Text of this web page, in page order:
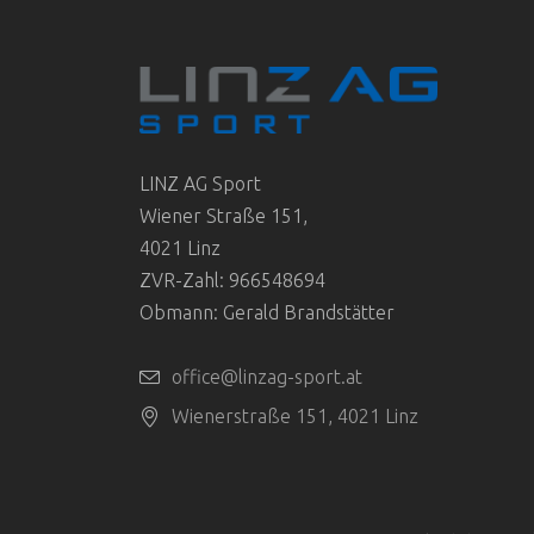
LINZ AG Sport
Wiener Straße 151,
4021 Linz
ZVR-Zahl: 966548694
Obmann: Gerald Brandstätter
office@linzag-sport.at
Wienerstraße 151, 4021 Linz